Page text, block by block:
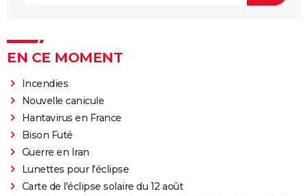
EN CE MOMENT
Incendies
Nouvelle canicule
Hantavirus en France
Bison Futé
Guerre en Iran
Lunettes pour l'éclipse
Carte de l'éclipse solaire du 12 août